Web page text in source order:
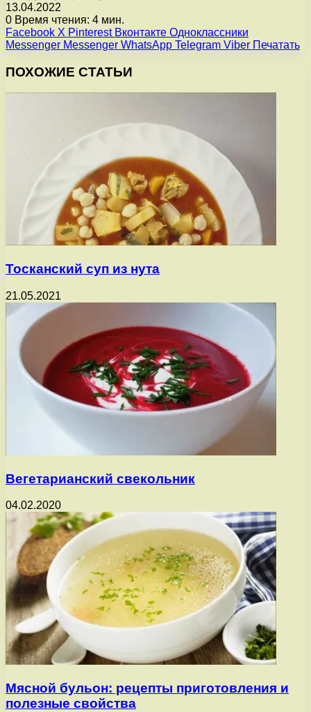
13.04.2022
0 Время чтения: 4 мин.
Facebook X Pinterest Вконтакте Одноклассники
Messenger Messenger WhatsApp Telegram Viber Печатать
ПОХОЖИЕ СТАТЬИ
Тосканский суп из нута
21.05.2021
Вегетарианский свекольник
04.02.2020
Мясной бульон: рецепты приготовления и
полезные свойства